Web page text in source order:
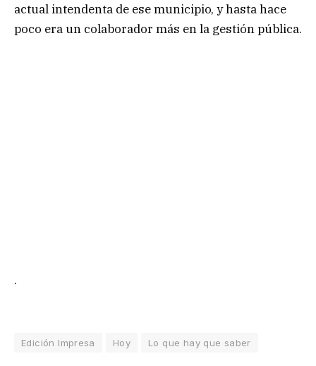
actual intendenta de ese municipio, y hasta hace
poco era un colaborador más en la gestión pública.
.
Edición Impresa Hoy Lo que hay que saber